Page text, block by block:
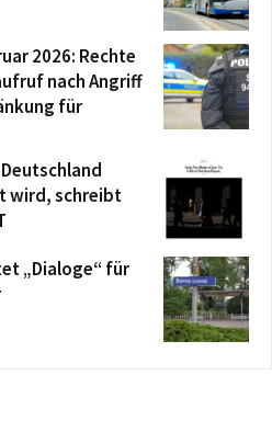
2026: Rechte
nach Angriff
für
wird, schreibt
„Dialoge“ für